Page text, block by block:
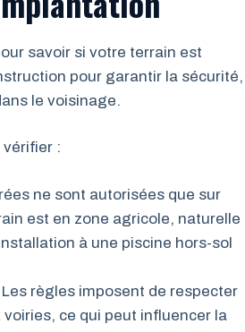
savoir si votre terrain est
pour garantir la sécurité,
le voisinage.
vérifier :
ne sont autorisées que sur
est en zone agricole, naturelle
à une piscine hors-sol
Les règles imposent de respecter
ce qui peut influencer la